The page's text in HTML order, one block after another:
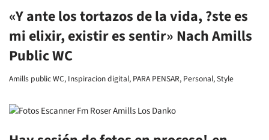
«Y ante los tortazos de la vida, ?ste es
mi elixir, existir es sentir» Nach Amills
Public WC
Amills public WC, Inspiracion digital, PARA PENSAR, Personal,Style